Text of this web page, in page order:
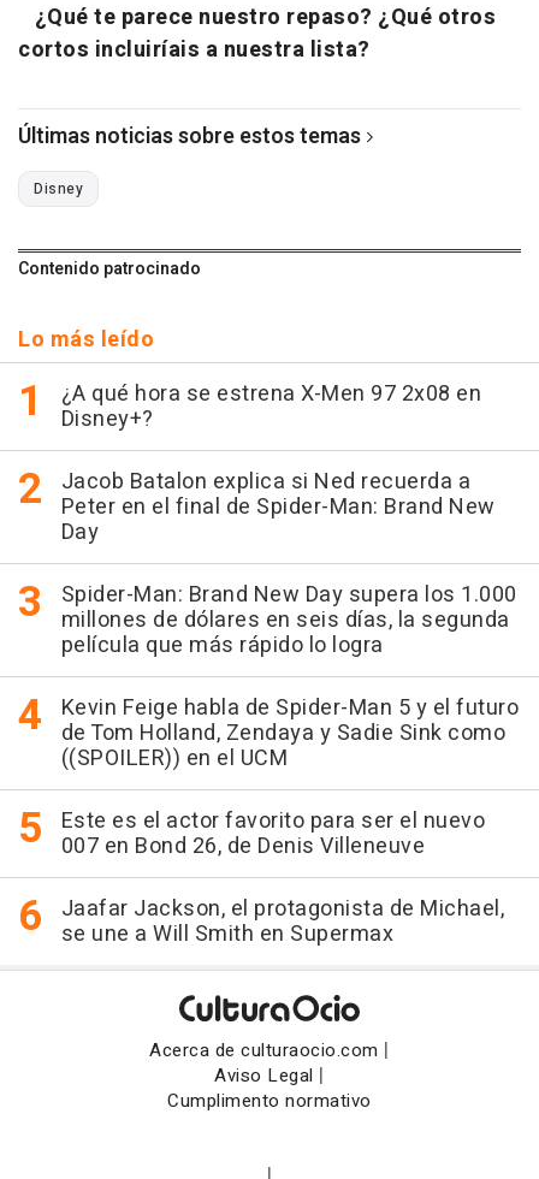
¿Qué te parece nuestro repaso? ¿Qué otros
cortos incluiríais a nuestra lista?
Últimas noticias sobre estos temas
Disney
Contenido patrocinado
Lo más leído
¿A qué hora se estrena X-Men 97 2x08 en
Disney+?
Jacob Batalon explica si Ned recuerda a
Peter en el final de Spider-Man: Brand New
Day
Spider-Man: Brand New Day supera los 1.000
millones de dólares en seis días, la segunda
película que más rápido lo logra
Kevin Feige habla de Spider-Man 5 y el futuro
de Tom Holland, Zendaya y Sadie Sink como
((SPOILER)) en el UCM
Este es el actor favorito para ser el nuevo
007 en Bond 26, de Denis Villeneuve
Jaafar Jackson, el protagonista de Michael,
se une a Will Smith en Supermax
Acerca de culturaocio.com |
Aviso Legal |
Cumplimento normativo